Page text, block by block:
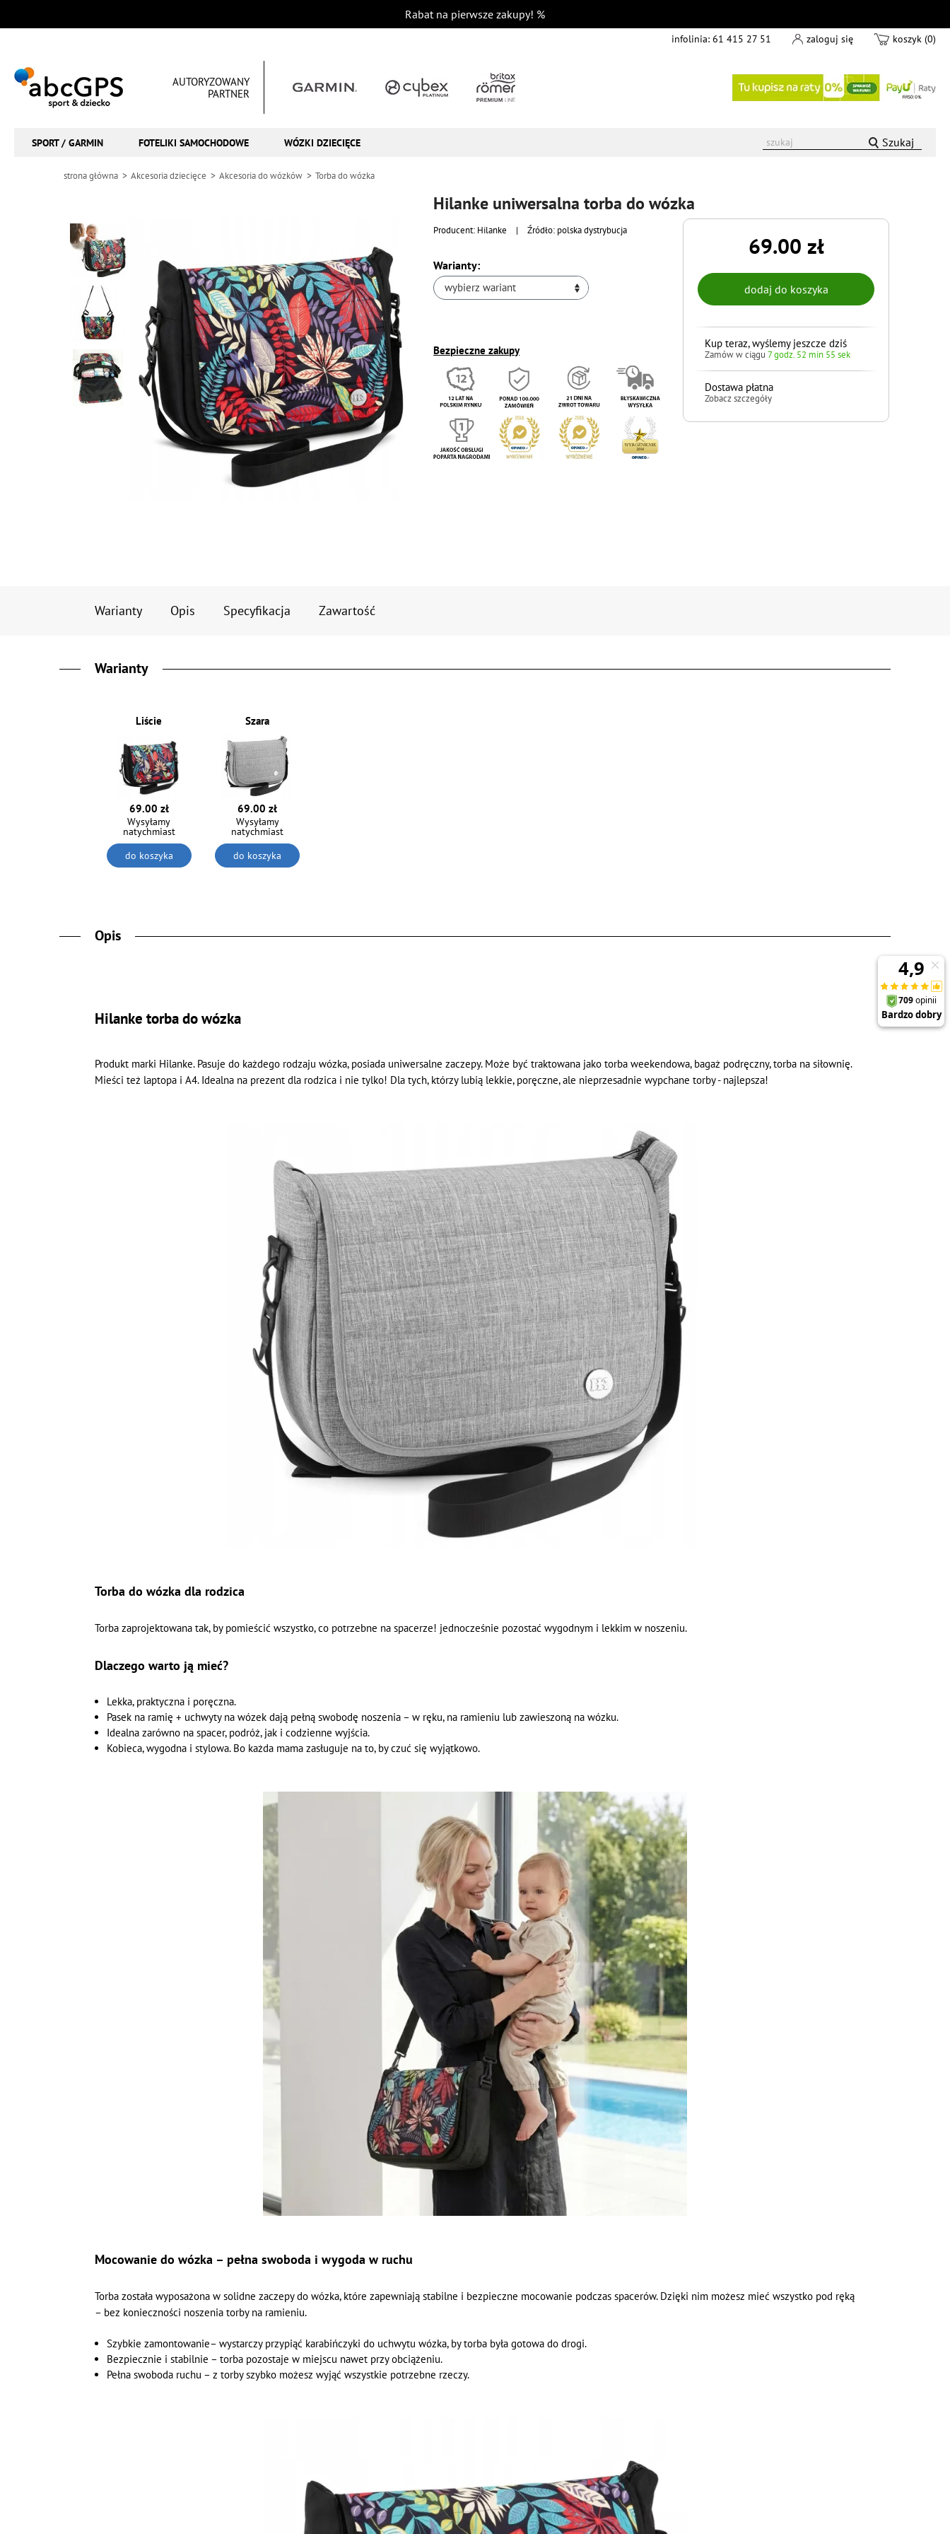
Rabat na pierwsze zakupy! %
infolinia: 61 415 27 51 zaloguj się koszyk (0)
AUTORYZOWANY
PARTNER
SPORT / GARMIN FOTELIKI SAMOCHODOWE WÓZKI DZIECIĘCE Szukaj
strona główna Akcesoria dziecięce Akcesoria do wózków Torba do wózka
Hilanke uniwersalna torba do wózka
Producent: Hilanke | Źródło: polska dystrybucja
Warianty:
wybierz wariant
Bezpieczne zakupy
69.00 zł
Kup teraz, wyślemy jeszcze dziś
Zamów w ciągu7 godz. 52 min 54 sek
Dostawa płatna
Zobacz szczegóły
Warianty Opis Specyfikacja Zawartość
Warianty
Liście
69.00 zł
Wysyłamy
natychmiast
do koszyka
Szara
69.00 zł
Wysyłamy
natychmiast
do koszyka
Opis
Hilanke torba do wózka
Produkt marki Hilanke. Pasuje do każdego rodzaju wózka, posiada uniwersalne zaczepy. Może być traktowana jako torba weekendowa, bagaż podręczny, torba na siłownię.
Mieści też laptopa i A4. Idealna na prezent dla rodzica i nie tylko! Dla tych, którzy lubią lekkie, poręczne, ale nieprzesadnie wypchane torby - najlepsza!
Torba do wózka dla rodzica
Torba zaprojektowana tak, by pomieścić wszystko, co potrzebne na spacerze! jednocześnie pozostać wygodnym i lekkim w noszeniu.
Dlaczego warto ją mieć?
Lekka, praktyczna i poręczna.
Pasek na ramię + uchwyty na wózek dają pełną swobodę noszenia – w ręku, na ramieniu lub zawieszoną na wózku.
Idealna zarówno na spacer, podróż, jak i codzienne wyjścia.
Kobieca, wygodna i stylowa. Bo każda mama zasługuje na to, by czuć się wyjątkowo.
Mocowanie do wózka – pełna swoboda i wygoda w ruchu
Torba została wyposażona w solidne zaczepy do wózka, które zapewniają stabilne i bezpieczne mocowanie podczas spacerów. Dzięki nim możesz mieć wszystko pod ręką
– bez konieczności noszenia torby na ramieniu.
Szybkie zamontowanie– wystarczy przypiąć karabińczyki do uchwytu wózka, by torba była gotowa do drogi.
Bezpiecznie i stabilnie – torba pozostaje w miejscu nawet przy obciążeniu.
Pełna swoboda ruchu – z torby szybko możesz wyjąć wszystkie potrzebne rzeczy.